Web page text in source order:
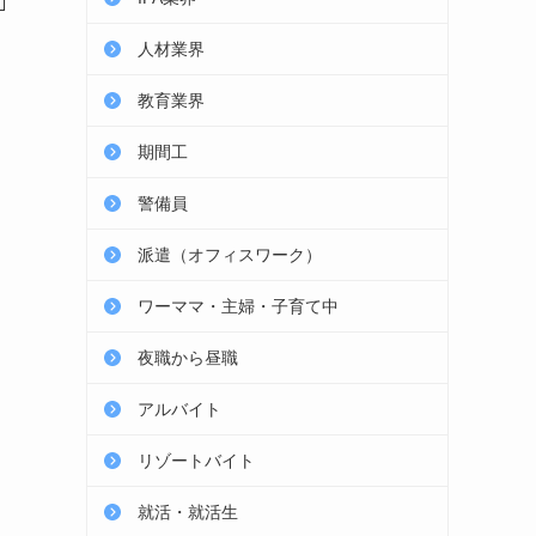
人材業界
教育業界
期間工
警備員
派遣（オフィスワーク）
ワーママ・主婦・子育て中
夜職から昼職
アルバイト
リゾートバイト
就活・就活生